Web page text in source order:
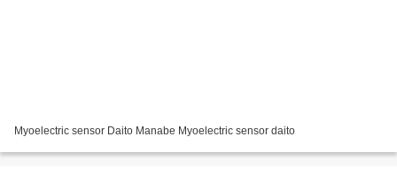
Myoelectric sensor Daito Manabe Myoelectric sensor daito